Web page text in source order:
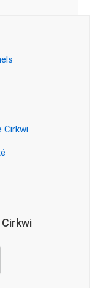
Cirkwi